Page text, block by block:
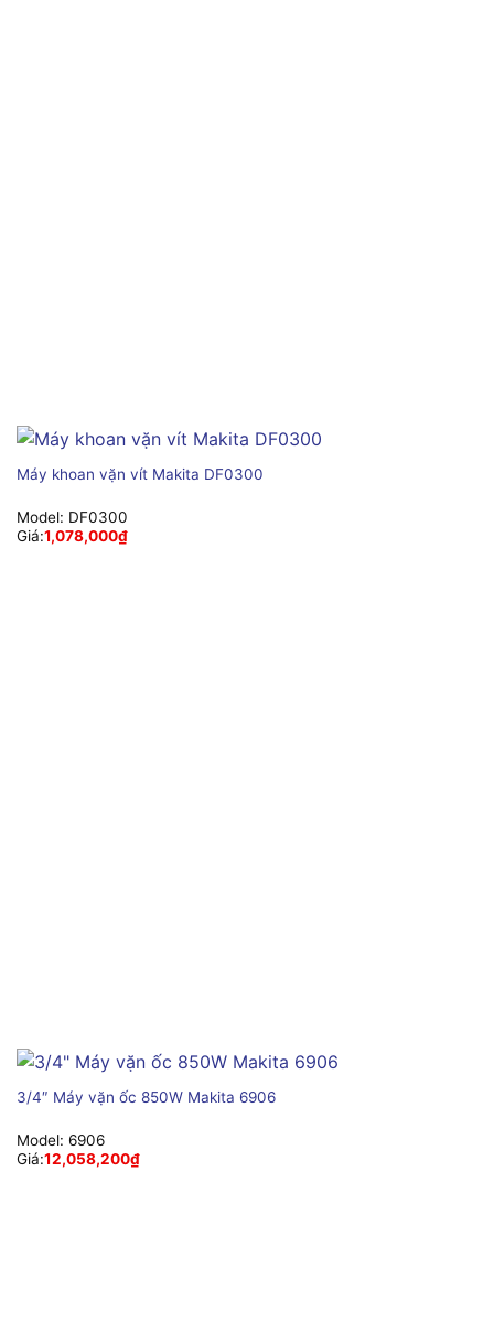
Máy khoan vặn vít Makita DF0300
Model: DF0300
Giá:1,078,000₫
3/4″ Máy vặn ốc 850W Makita 6906
Model: 6906
Giá:12,058,200₫